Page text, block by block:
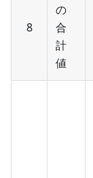
8
の
合
計
値